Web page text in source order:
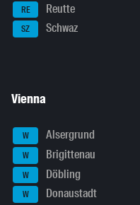
RE Reutte
SZ Schwaz
Vienna
W Alsergrund
W Brigittenau
W Döbling
W Donaustadt